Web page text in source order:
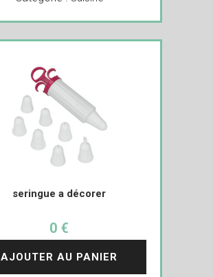
seringue a décorer
0 €
AJOUTER AU PANIER